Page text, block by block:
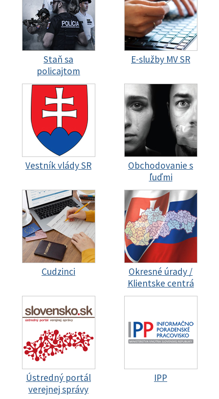
Staň sa
policajtom
E-služby MV SR
Vestník vlády SR
Obchodovanie s
ľuďmi
Cudzinci
Okresné úrady /
Klientske centrá
Ústredný portál
verejnej správy
IPP